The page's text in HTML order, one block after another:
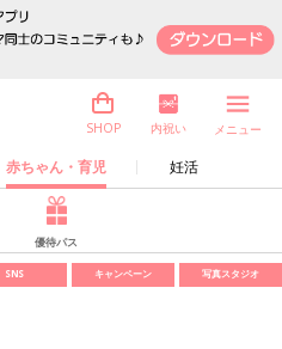
赤ちゃん・育児 妊活
SHOP 内祝い メニュー
優待パス
SNS キャンペーン 写真スタジオ